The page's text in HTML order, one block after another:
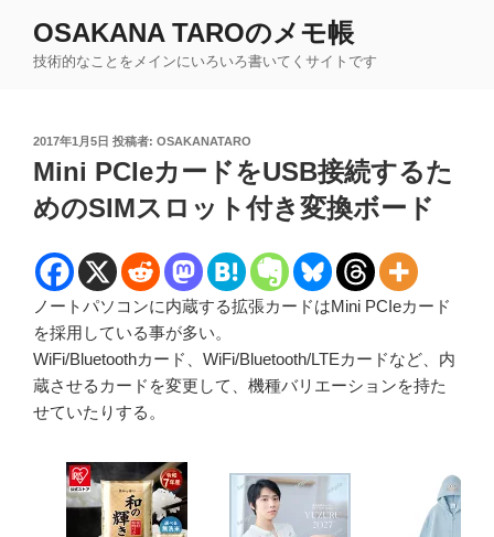
OSAKANA TAROのメモ帳
技術的なことをメインにいろいろ書いてくサイトです
投
稿
日:
2017年1月5日 投稿者: OSAKANATARO
Mini PCIeカードをUSB接続するた
めのSIMスロット付き変換ボード
ノートパソコンに内蔵する拡張カードはMini PCIeカード
を採用している事が多い。
WiFi/Bluetoothカード、WiFi/Bluetooth/LTEカードなど、内
蔵させるカードを変更して、機種バリエーションを持た
せていたりする。